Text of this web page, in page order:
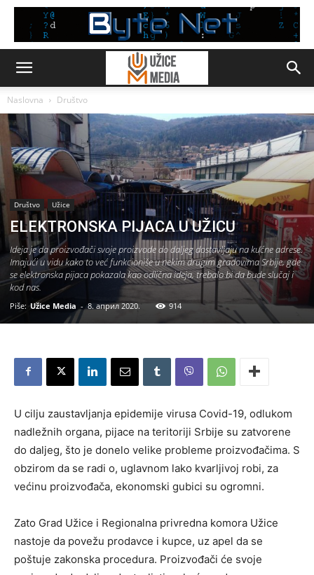
Naslovna Društvo
Društvo Užice
ELEKTRONSKA PIJACA U UŽICU
Ideja je da proizvođači svoje proizvode do daljeg dostavljaju na kućne adrese.
Imajući u vidu kako to već funkcioniše u nekim drugim gradovima Srbije, gde
se elektronska pijaca pokazala kao odlična ideja, trebalo bi da bude slučaj i
kod nas.
Piše: Užice Media - 8. април 2020. 914
U cilju zaustavljanja epidemije virusa Covid-19, odlukom
nadležnih organa, pijace na teritoriji Srbije su zatvorene
do daljeg, što je donelo velike probleme proizvođačima. S
obzirom da se radi o, uglavnom lako kvarljivoj robi, za
većinu proizvođača, ekonomski gubici su ogromni.
Zato Grad Užice i Regionalna privredna komora Užice
nastoje da povežu prodavce i kupce, uz apel da se
poštuje zakonska procedura. Proizvođači će svoje